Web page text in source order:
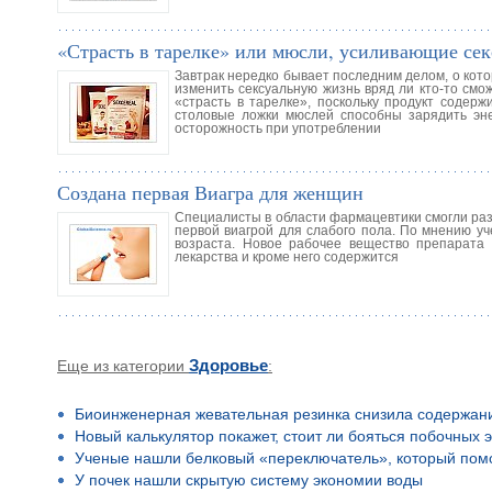
«Страсть в тарелке» или мюсли, усиливающие
Завтрак нередко бывает последним делом, о
изменить сексуальную жизнь вряд ли кто-то
«страсть в тарелке», поскольку продукт
столовые ложки мюслей способны зарядить
осторожность при употреблении
Создана первая Виагра для женщин
Специалисты в области фармацевтики смогли
первой виагрой для слабого пола. По мнению
возраста. Новое рабочее вещество
лекарства и кроме него содержится
Еще из категории Здоровье:
Биоинженерная жевательная резинка снизила
Новый калькулятор покажет, стоит ли бояться побочных
Ученые нашли белковый «переключатель», который
У почек нашли скрытую систему экономии воды